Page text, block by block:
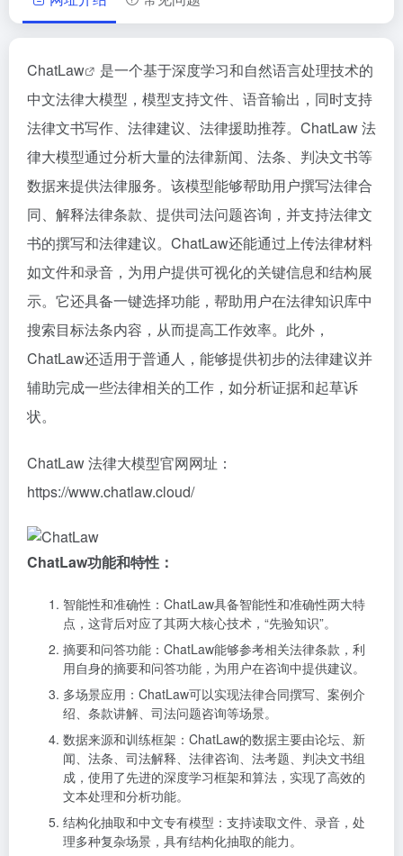
ChatLaw
是一个基于深度学习和自然语言处理技术的
中文法律大模型，模型支持文件、语音输出，同时支持
法律文书写作、法律建议、法律援助推荐。ChatLaw 法
律大模型通过分析大量的法律新闻、法条、判决文书等
数据来提供法律服务。该模型能够帮助用户撰写法律合
同、解释法律条款、提供司法问题咨询，并支持法律文
书的撰写和法律建议。ChatLaw还能通过上传法律材料
如文件和录音，为用户提供可视化的关键信息和结构展
示。它还具备一键选择功能，帮助用户在法律知识库中
搜索目标法条内容，从而提高工作效率。此外，
ChatLaw还适用于普通人，能够提供初步的法律建议并
辅助完成一些法律相关的工作，如分析证据和起草诉
状。
ChatLaw 法律大模型官网网址：
https://www.chatlaw.cloud/
ChatLaw功能和特性：
智能性和准确性：ChatLaw具备智能性和准确性两大特
点，这背后对应了其两大核心技术，“先验知识”。
摘要和问答功能：ChatLaw能够参考相关法律条款，利
用自身的摘要和问答功能，为用户在咨询中提供建议。
多场景应用：ChatLaw可以实现法律合同撰写、案例介
绍、条款讲解、司法问题咨询等场景。
数据来源和训练框架：ChatLaw的数据主要由论坛、新
闻、法条、司法解释、法律咨询、法考题、判决文书组
成，使用了先进的深度学习框架和算法，实现了高效的
文本处理和分析功能。
结构化抽取和中文专有模型：支持读取文件、录音，处
理多种复杂场景，具有结构化抽取的能力。